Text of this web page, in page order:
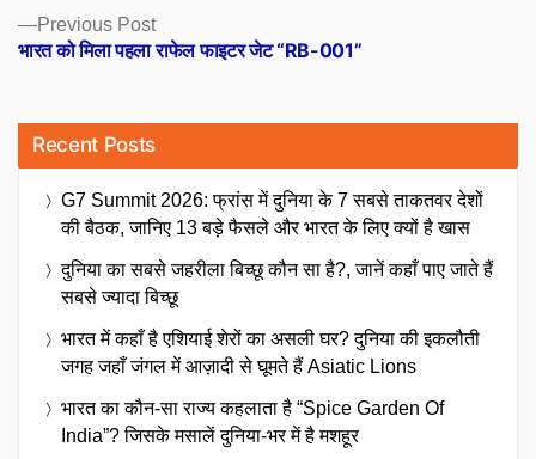
Previous PostPrevious
post:
भारत को मिला पहला राफेल फाइटर जेट “RB-001”
Recent Posts
G7 Summit 2026: फ्रांस में दुनिया के 7 सबसे ताकतवर देशों
की बैठक, जानिए 13 बड़े फैसले और भारत के लिए क्यों है खास
दुनिया का सबसे जहरीला बिच्छू कौन सा है?, जानें कहाँ पाए जाते हैं
सबसे ज्यादा बिच्छू
भारत में कहाँ है एशियाई शेरों का असली घर? दुनिया की इकलौती
जगह जहाँ जंगल में आज़ादी से घूमते हैं Asiatic Lions
भारत का कौन-सा राज्य कहलाता है “Spice Garden Of
India”? जिसके मसालें दुनिया-भर में है मशहूर